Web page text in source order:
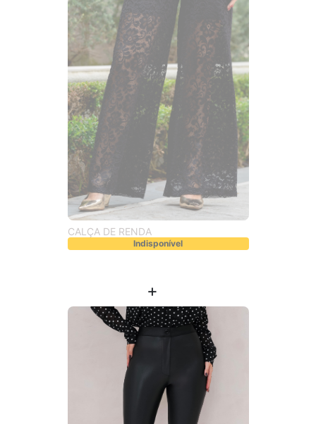
CALÇA DE RENDA
Indisponível